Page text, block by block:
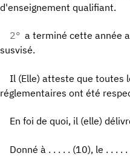
d'enseignement qualifiant.
2° a terminé cette année
susvisé.
Il (Elle) atteste que toutes
réglementaires ont été
En foi de quoi, il (elle)
Donné à . . . . . (10), le . . . .